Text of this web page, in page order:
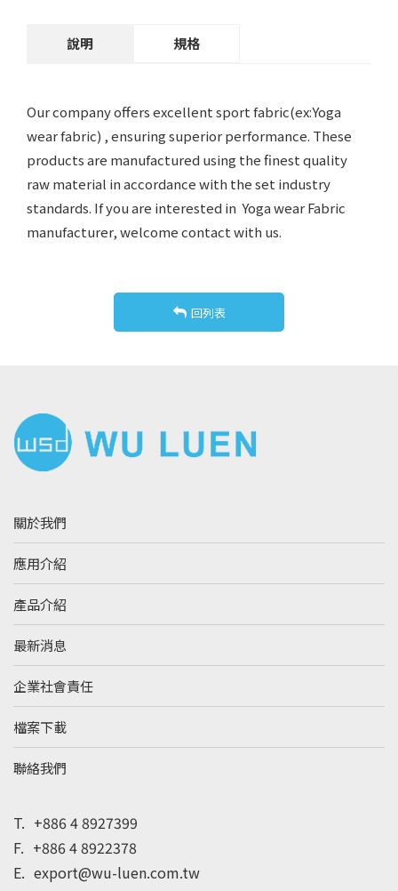
說明 規格
Our company offers excellent sport fabric(ex:Yoga
wear fabric) , ensuring superior performance. These
products are manufactured using the finest quality
raw material in accordance with the set industry
standards. If you are interested in Yoga wear Fabric
manufacturer, welcome contact with us.
回列表
T. +886 4 8927399
F. +886 4 8922378
E. export@wu-luen.com.tw
關於我們
應用介紹
產品介紹
最新消息
企業社會責任
檔案下載
聯絡我們